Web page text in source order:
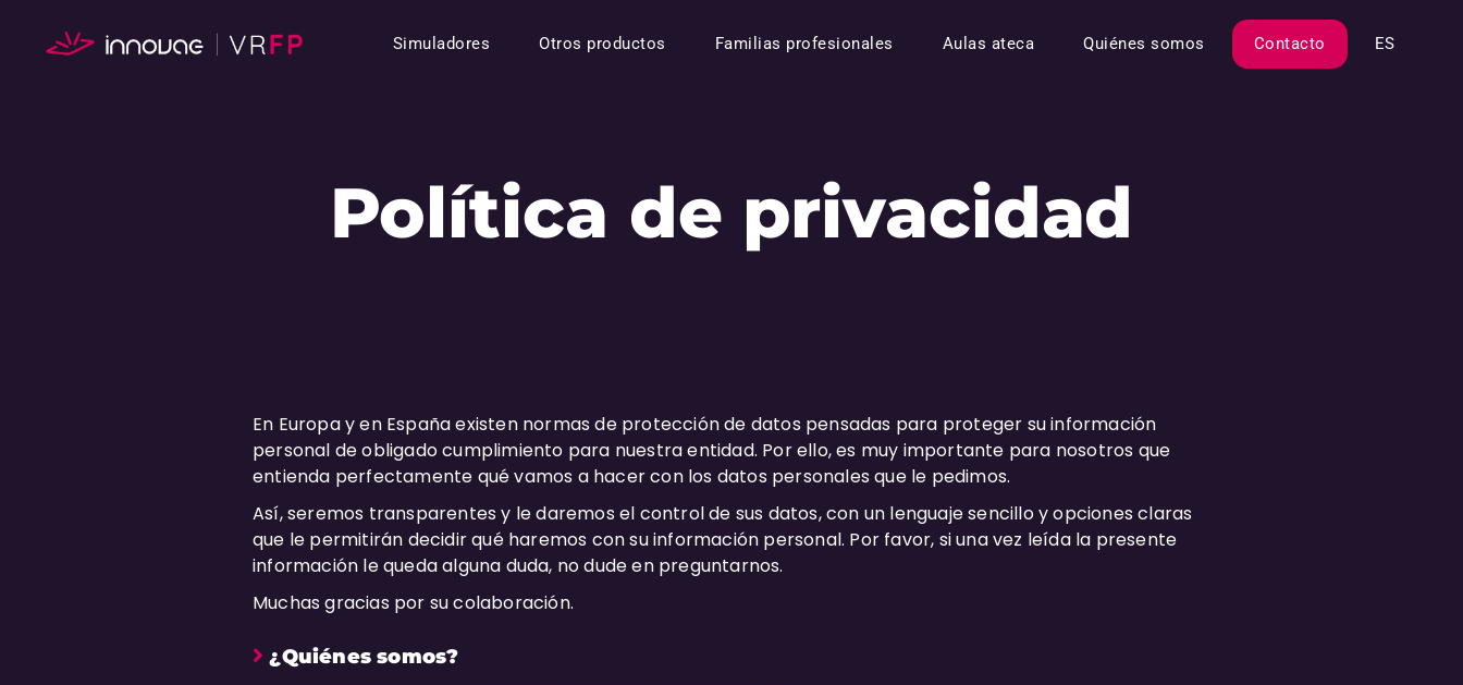
Simuladores Otros productos Familias profesionales Aulas ateca Quiénes somos Contacto ES
Política de privacidad
En Europa y en España existen normas de protección de datos pensadas para proteger su información
personal de obligado cumplimiento para nuestra entidad. Por ello, es muy importante para nosotros que
entienda perfectamente qué vamos a hacer con los datos personales que le pedimos.
Así, seremos transparentes y le daremos el control de sus datos, con un lenguaje sencillo y opciones claras
que le permitirán decidir qué haremos con su información personal. Por favor, si una vez leída la presente
información le queda alguna duda, no dude en preguntarnos.
Muchas gracias por su colaboración.
¿Quiénes somos?